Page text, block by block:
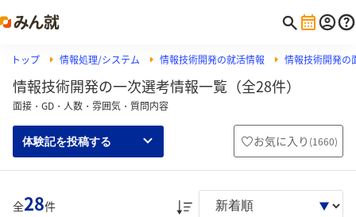
トップ 情報処理/システム 情報技術開発の就活情報 情報技術開発の
情報技術開発の一次選考情報一覧（全28件）
面接・GD・人数・雰囲気・質問内容
体験記を投稿する お気に入り (1660)
全28件